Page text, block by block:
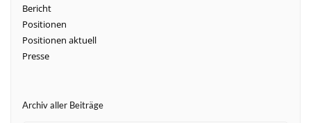
Bericht
Positionen
Positionen aktuell
Presse
Archiv aller Beiträge